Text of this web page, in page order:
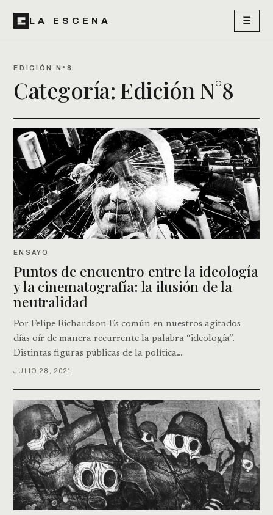
LA ESCENA ☰
EDICIÓN N°8
Categoría: Edición N°8
ENSAYO
Puntos de encuentro entre la ideología
y la cinematografía: la ilusión de la
neutralidad
Por Felipe Richardson Es común en nuestros agitados
días oír de manera recurrente la palabra “ideología”.
Distintas figuras públicas de la política…
JULIO 28, 2021